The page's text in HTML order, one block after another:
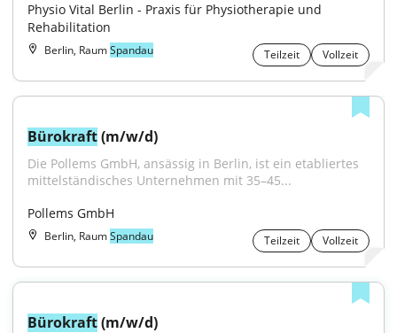
Physio Vital Berlin - Praxis für Physiotherapie und
Rehabilitation
Berlin, RaumSpandau Teilzeit Vollzeit
Bürokraft (m/w/d)
Die Pollems GmbH, ansässig in Berlin, ist ein etabliertes
mittelständisches Unternehmen mit 35–45...
Pollems GmbH
Berlin, RaumSpandau Teilzeit Vollzeit
Bürokraft (m/w/d)